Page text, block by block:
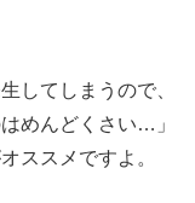
してしまうので、
めんどくさい…」
ススメですよ。